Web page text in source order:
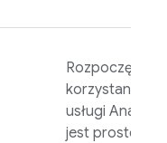
Rozpoczęcie
korzystania z
usługi
jest proste.